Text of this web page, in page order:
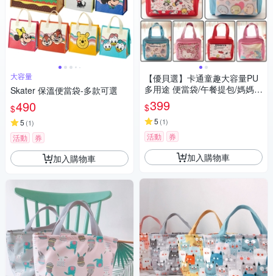
大容量
Skater 保溫便當袋-多款可選
$490
5 (1)
活動 券
加入購物車
【優貝選】卡通童趣大容量PU
多用途 便當袋/午餐提包/媽媽提
包
$399
5 (1)
活動 券
加入購物車